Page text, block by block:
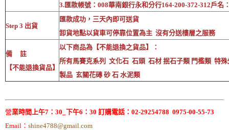
3.匯款帳號：008華南銀行永和分行164-200-372-312戶名
Step 3 出貨
匯款成功，三天內即可送貨
卸貨地點以貨車可停靠位置為主 沒有分送樓層之服務
備 註
【不能退換貨品】
以下商品為【不能退換之貨品】：
所有馬賽克系列 文化石 石頭 石材 抿石子類 門檻類 特
製品 玄關花磚 砂 石 水泥類
營業時間上午7：30_下午6：30 訂購電話：02-29254788 0975-00-55-73
Email： shine4788@gmail.com